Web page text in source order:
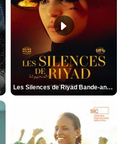
Les Silences de Riyad Bande-annonce VO STFR